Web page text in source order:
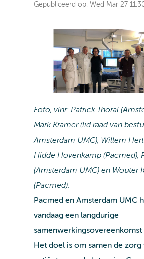
Gepubliceerd op: Wed Mar 27
Foto, vlnr: Patrick Thoral
Mark Kramer (lid raad van
Amsterdam UMC), Willem
Hidde Hovenkamp (Pacmed),
(Amsterdam UMC) en Wouter
(Pacmed).
Pacmed en Amsterdam UMC
vandaag een langdurige
samenwerkingsovereenkomst
Het doel is om samen de zorg